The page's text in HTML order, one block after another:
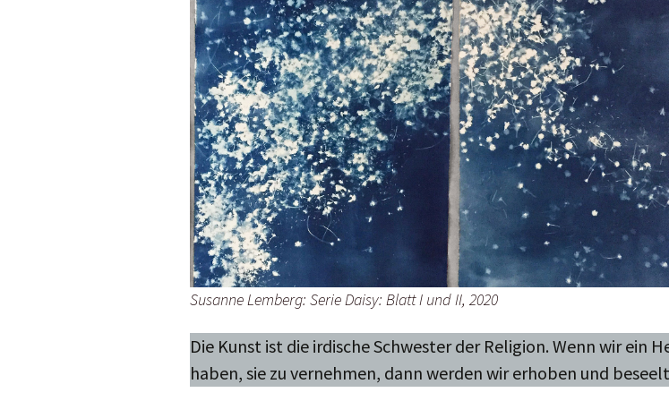
Susanne Lemberg: Serie Daisy: Blatt I und II, 2020
Die Kunst ist die irdische Schwester der Religion. Wenn wir ein
haben, sie zu vernehmen, dann werden wir erhoben und